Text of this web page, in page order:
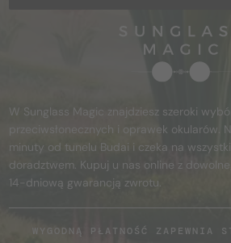
W Sunglass Magic znajdziesz szeroki
przeciwsłonecznych i oprawek okularów.
minuty od tunelu Budai i czeka na
doradztwem. Kupuj u nas online z
14-dniową gwarancją zwrotu.
WYGODNĄ PŁATNOŚĆ ZAPEWNIA